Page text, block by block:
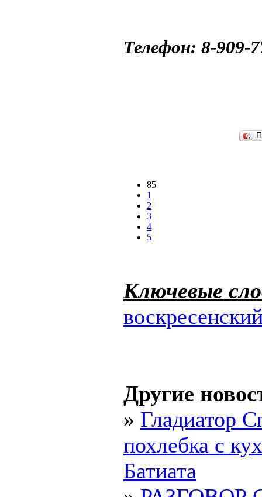
Телефон: 8-909-
85
1
2
3
4
5
Ключевые
Другие
» Гладиатор
похлебка с
Батиата